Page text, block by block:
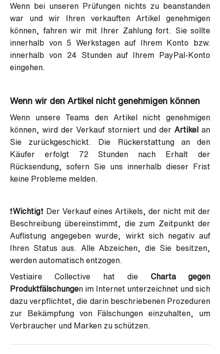
Wenn bei unseren Prüfungen nichts zu beanstanden
war und wir Ihren verkauften Artikel genehmigen
können, fahren wir mit Ihrer Zahlung fort. Sie sollte
innerhalb von 5 Werkstagen auf Ihrem Konto bzw.
innerhalb von 24 Stunden auf Ihrem PayPal-Konto
eingehen.
Wenn wir den Artikel nicht genehmigen können
Wenn unsere Teams den Artikel nicht genehmigen
können,wird der Verkauf storniert und der Artikel
an
Sie zurückgeschickt. Die Rückerstattung an den
Käufer erfolgt 72 Stunden nach Erhalt der
Rücksendung, sofern Sie uns innerhalb dieser Frist
keine Probleme melden.
❗Wichtig❗ Der Verkauf eines Artikels, der nicht mit der
Beschreibung übereinstimmt, die zum Zeitpunkt der
Auflistung angegeben wurde, wirkt sich negativ auf
Ihren Status aus. Alle Abzeichen, die Sie besitzen,
werden automatisch entzogen.
Vestiaire Collective hat die Charta gegen
Produktfälschungen im Internet unterzeichnet und sich
dazu verpflichtet, die darin beschriebenen Prozeduren
zur Bekämpfung von Fälschungen einzuhalten, um
Verbraucher und Marken zu schützen.